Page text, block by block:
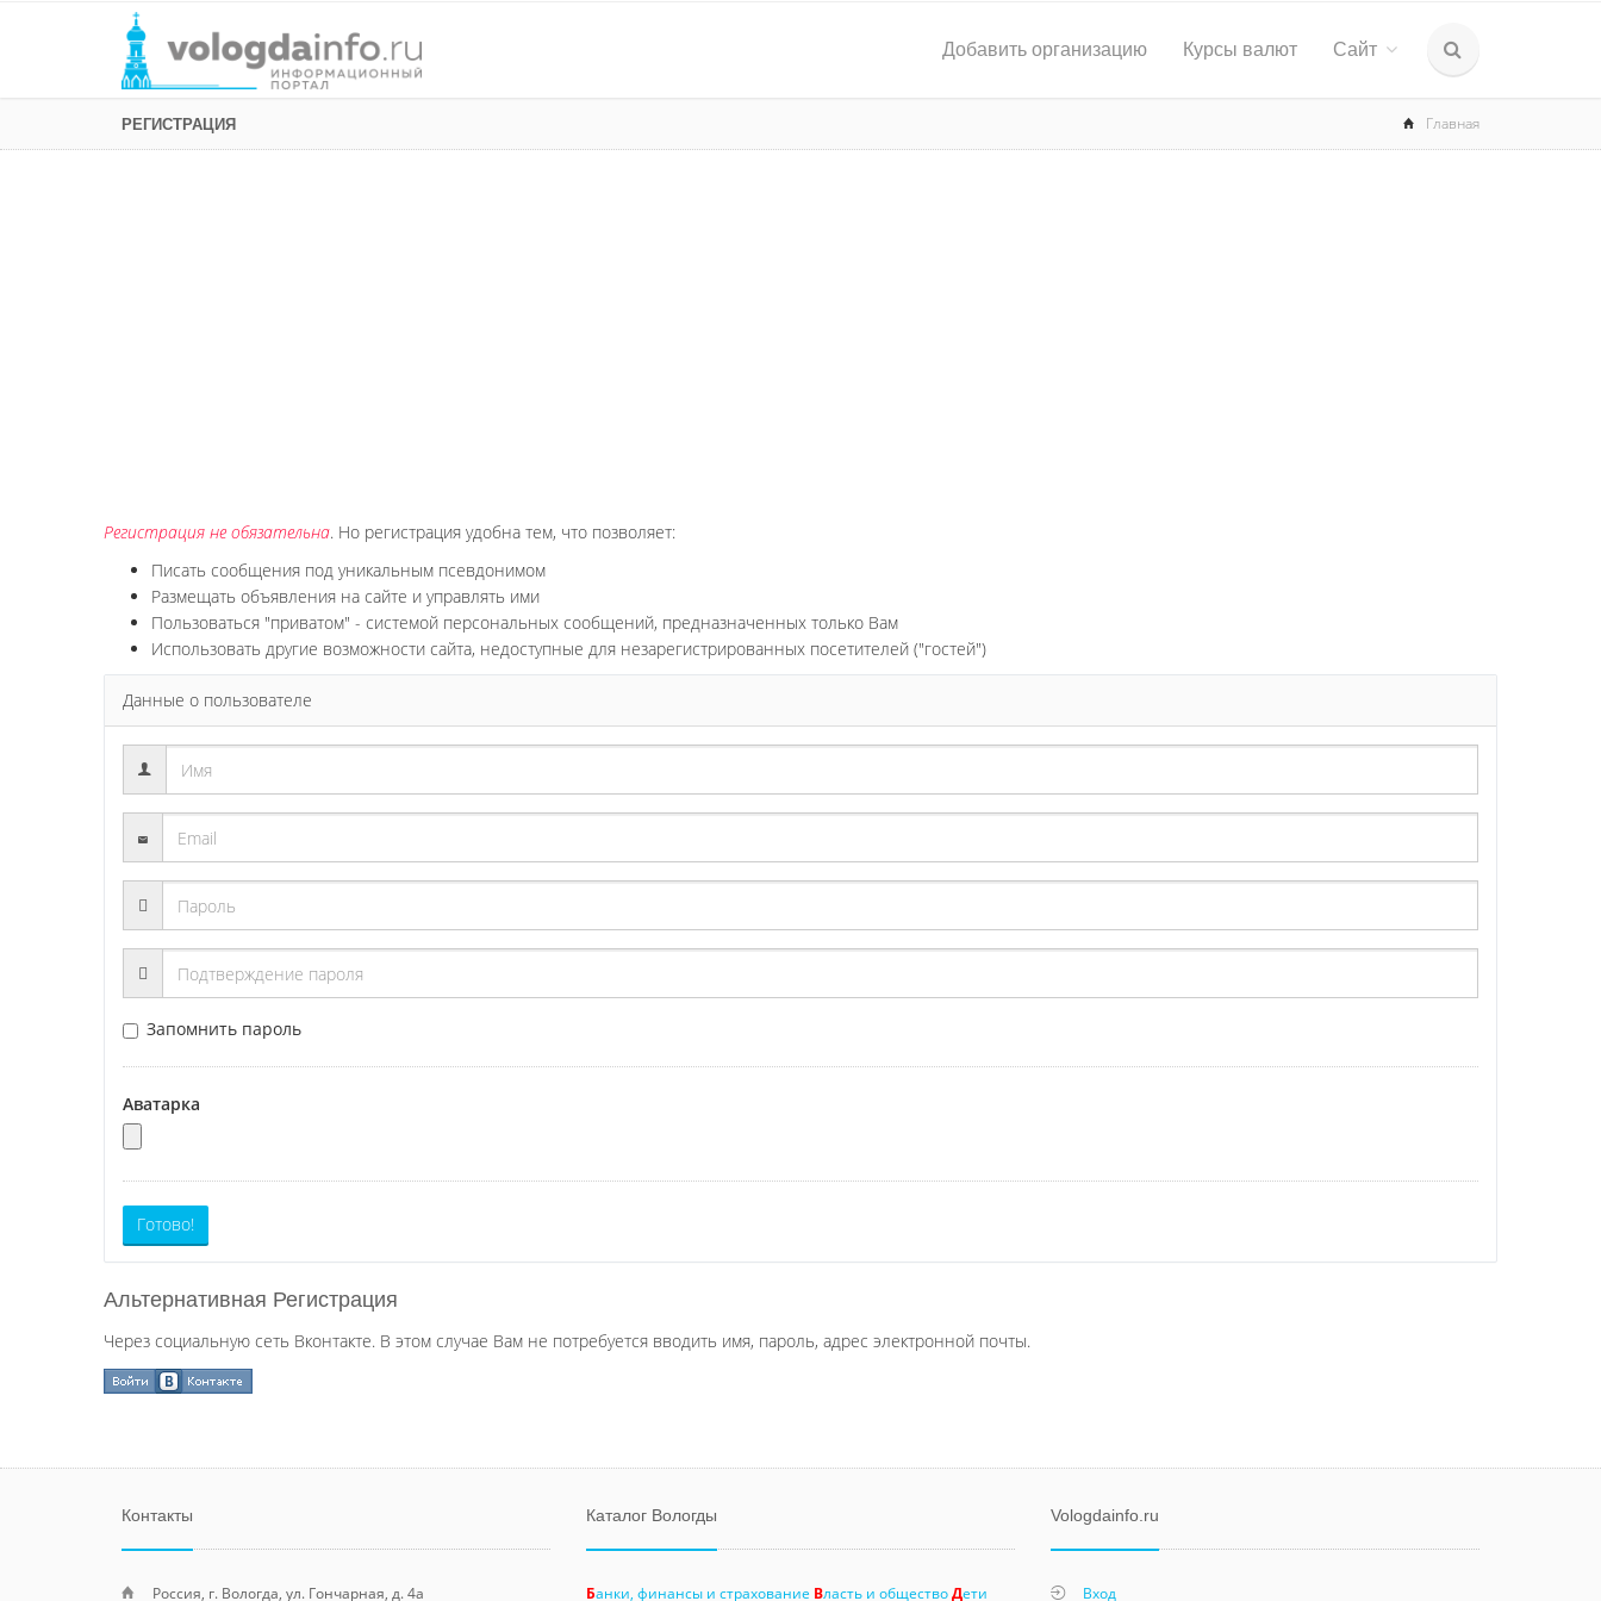
Добавить организацию Курсы валют Сайт
РЕГИСТРАЦИЯ Главная
Регистрация не обязательна. Но регистрация удобна тем, что позволяет:
Писать сообщения под уникальным псевдонимом
Размещать объявления на сайте и управлять ими
Пользоваться "приватом" - системой персональных сообщений, предназначенных только Вам
Использовать другие возможности сайта, недоступные для незарегистрированных посетителей ("гостей")
Данные о пользователе
Запомнить пароль
Аватарка
Готово!
Альтернативная Регистрация
Через социальную сеть Вконтакте. В этом случае Вам не потребуется вводить имя, пароль, адрес электронной почты.
Контакты
Россия, г. Вологда, ул. Гончарная, д. 4а
Каталог Вологды
Банки, финансы и страхование Власть и обществоДети
Vologdainfo.ru
Вход